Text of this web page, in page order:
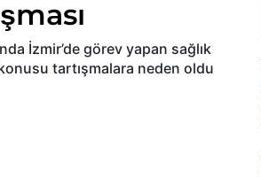
İzmir’de görev yapan sağlık
tartışmalara neden oldu